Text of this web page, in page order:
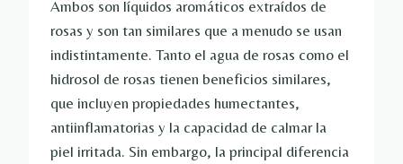
Ambos son líquidos aromáticos extraídos de
rosas y son tan similares que a menudo se usan
indistintamente. Tanto el agua de rosas como el
hidrosol de rosas tienen beneficios similares,
que incluyen propiedades humectantes,
antiinflamatorias y la capacidad de calmar la
piel irritada. Sin embargo, la principal diferencia